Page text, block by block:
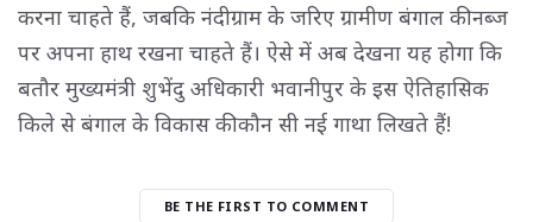
करना चाहते हैं, जबकि नंदीग्राम के जरिए ग्रामीण बंगाल की नब्ज
पर अपना हाथ रखना चाहते हैं। ऐसे में अब देखना यह होगा कि
बतौर मुख्यमंत्री शुभेंदु अधिकारी भवानीपुर के इस ऐतिहासिक
किले से बंगाल के विकास की कौन सी नई गाथा लिखते हैं!
BE THE FIRST TO COMMENT